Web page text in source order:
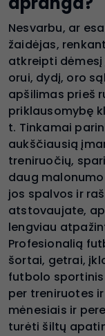
Nesvarbu, ar
žaidėjas,
atkreipti
orui, dydį, oro
apšilimas prieš
priklausomybę
t. Tinkamai
aukščiausią
treniruočių,
daug
jos spalvos ir
atstovaujate,
lengviau
Profesionalią
šortai, getrai,
futbolo
per treniruotes
mėnesiais ir
turėti šiltų